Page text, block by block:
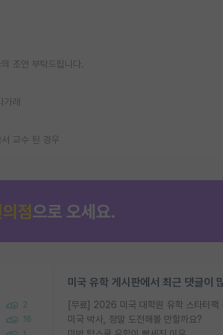
조언 부탁드립니다.
래
교수 된 경우
2
16
미국 유학 게시판에서 최근 댓글이
미국 박사, 정말 도전해볼 만할까요?